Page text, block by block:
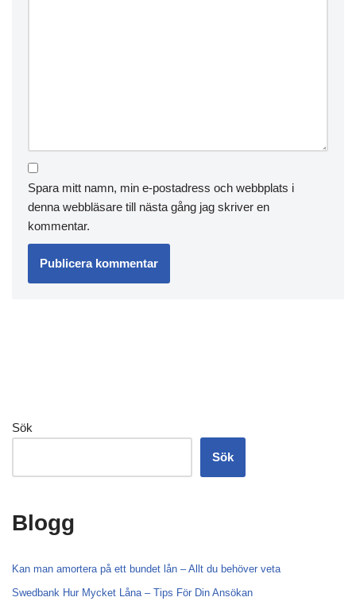
Spara mitt namn, min e-postadress och webbplats i
denna webbläsare till nästa gång jag skriver en
kommentar.
Sök
Sök
Blogg
Kan man amortera på ett bundet lån – Allt du behöver veta
Swedbank Hur Mycket Låna – Tips För Din Ansökan